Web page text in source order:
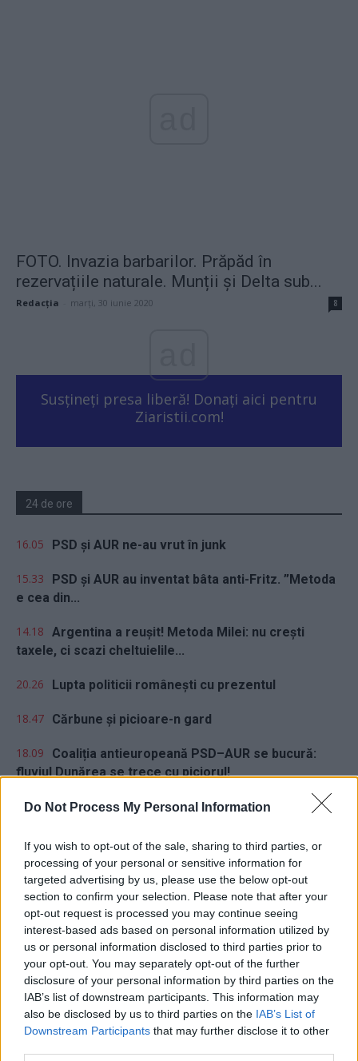
Do Not Process My Personal Information
If you wish to opt-out of the sale, sharing to third parties, or
processing of your personal or sensitive information for
targeted advertising by us, please use the below opt-out
section to confirm your selection. Please note that after your
opt-out request is processed you may continue seeing
interest-based ads based on personal information utilized by
us or personal information disclosed to third parties prior to
your opt-out. You may separately opt-out of the further
disclosure of your personal information by third parties on the
IAB’s list of downstream participants. This information may
also be disclosed by us to third parties on the IAB’s List of
Downstream Participants that may further disclose it to other
FOTO. Invazia barbarilor. Prăpăd în
rezervațiile naturale. Munții și Delta sub...
Redacţia marți, 30 iunie 2020 8
Susțineți presa liberă! Donați aici pentru
Ziaristii.com!
24 de ore
16.05 PSD și AUR ne-au vrut în junk
15.33
PSD și AUR au inventat bâta anti-Fritz. ”Metoda
e cea din...
14.18 Argentina a reușit! Metoda Milei: nu crești
taxele, ci scazi cheltuielile...
20.26 Lupta politicii românești cu prezentul
18.47 Cărbune și picioare-n gard
18.09
Coaliția antieuropeană PSD–AUR se bucură:
fluviul Dunărea se trece cu piciorul!
17.32 Vă veți blestema zilele, pesedeilor!
Sondaj
Ce partid ați vota dacă alegerile parlamentare ar avea
loc duminica viitoare?
USR